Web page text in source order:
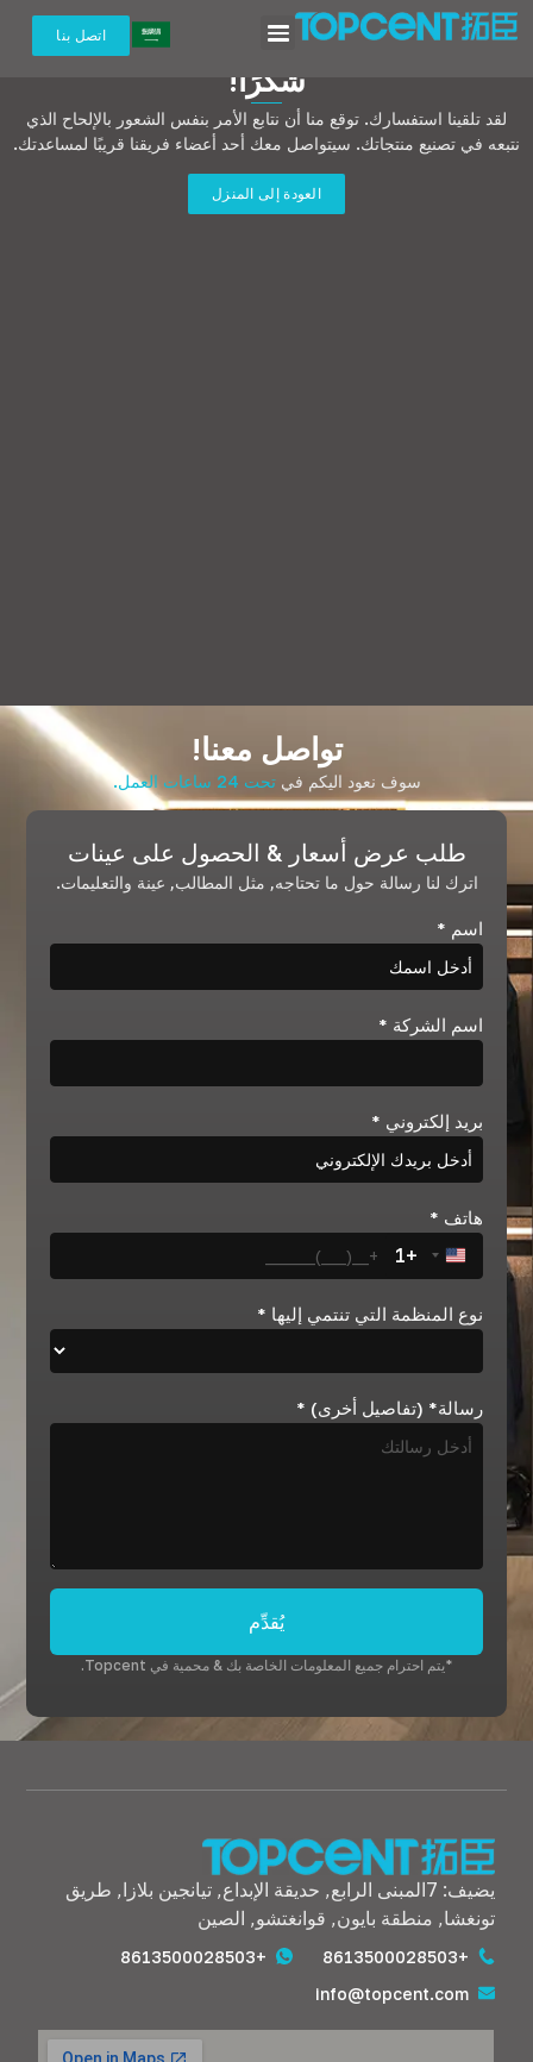
اتصل بنا
شكرًا!
لقد تلقينا استفسارك. توقع منا أن نتابع الأمر بنفس الشعور بالإلحاح الذي
نتبعه في تصنيع منتجاتك. سيتواصل معك أحد أعضاء فريقنا قريبًا لمساعدتك.
العودة إلى المنزل
تواصل معنا!
سوف نعود اليكم فيتحت 24 ساعات العمل.
طلب عرض أسعار & الحصول على عينات
اترك لنا رسالة حول ما تحتاجه, مثل المطالب, عينة والتعليمات.
اسم *
اسم الشركة *
بريد إلكتروني *
هاتف *
United States +1
+1
نوع المنظمة التي تنتمي إليها *
رسالة* (تفاصيل أخرى) *
يُقدِّم
*يتم احترام جميع المعلومات الخاصة بك & محمية في Topcent.
يضيف: 7المبنى الرابع, حديقة الإبداع, تيانجين بلازا, طريق
تونغشا, منطقة بايون, قوانغتشو, الصين
+8613500028503
+8613500028503
info@topcent.com